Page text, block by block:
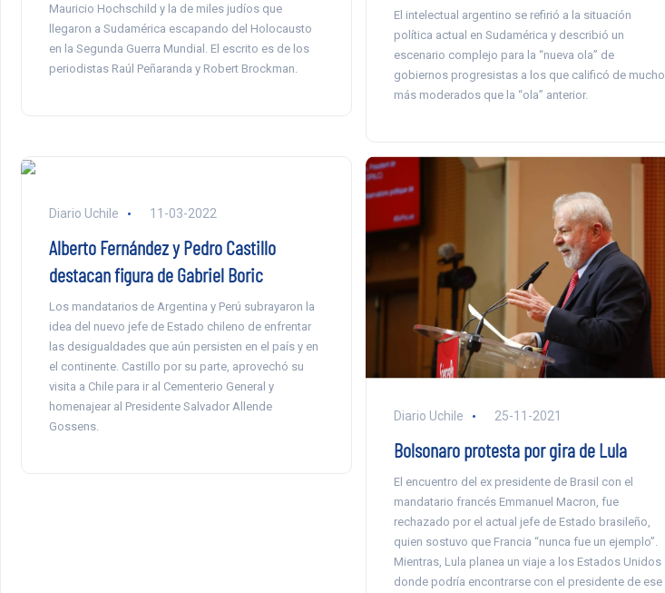
Mauricio Hochschild y la de miles judíos que
llegaron a Sudamérica escapando del Holocausto
en la Segunda Guerra Mundial. El escrito es de los
periodistas Raúl Peñaranda y Robert Brockman.
El intelectual argentino se refirió a la situación
política actual en Sudamérica y describió un
escenario complejo para la “nueva ola” de
gobiernos progresistas a los que calificó de mucho
más moderados que la “ola” anterior.
Diario Uchile 11-03-2022
Alberto Fernández y Pedro Castillo
destacan figura de Gabriel Boric
Los mandatarios de Argentina y Perú subrayaron la
idea del nuevo jefe de Estado chileno de enfrentar
las desigualdades que aún persisten en el país y en
el continente. Castillo por su parte, aprovechó su
visita a Chile para ir al Cementerio General y
homenajear al Presidente Salvador Allende
Gossens.
Diario Uchile 25-11-2021
Bolsonaro protesta por gira de Lula
El encuentro del ex presidente de Brasil con el
mandatario francés Emmanuel Macron, fue
rechazado por el actual jefe de Estado brasileño,
quien sostuvo que Francia “nunca fue un ejemplo”.
Mientras, Lula planea un viaje a los Estados Unidos
donde podría encontrarse con el presidente de ese